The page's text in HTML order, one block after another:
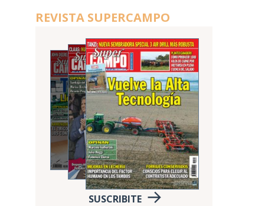
REVISTA SUPERCAMPO
SUSCRIBITE